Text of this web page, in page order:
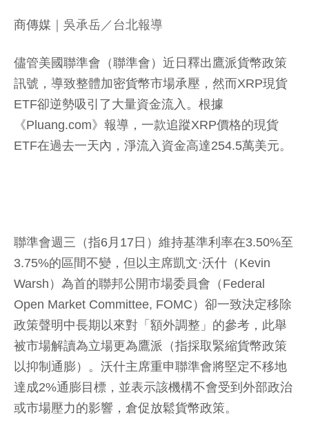
商傳媒 ｜吳承岳／台北報導
儘管美國聯準會（聯準會）近日釋出鷹派貨幣政策
訊號，導致整體加密貨幣市場承壓，然而XRP現貨
ETF卻逆勢吸引了大量資金流入。根據
《Pluang.com》報導，一款追蹤XRP價格的現貨
ETF在過去一天內，淨流入資金高達254.5萬美元。
聯準會週三（指6月17日）維持基準利率在3.50%至
3.75%的區間不變，但以主席凱文·沃什（Kevin
Warsh）為首的聯邦公開市場委員會（Federal
Open Market Committee, FOMC）卻一致決定移除
政策聲明中長期以來對「額外調整」的參考，此舉
被市場解讀為立場更為鷹派（指採取緊縮貨幣政策
以抑制通膨）。沃什主席重申聯準會將堅定不移地
達成2%通膨目標，並表示該機構不會受到外部政治
或市場壓力的影響，倉促放鬆貨幣政策。